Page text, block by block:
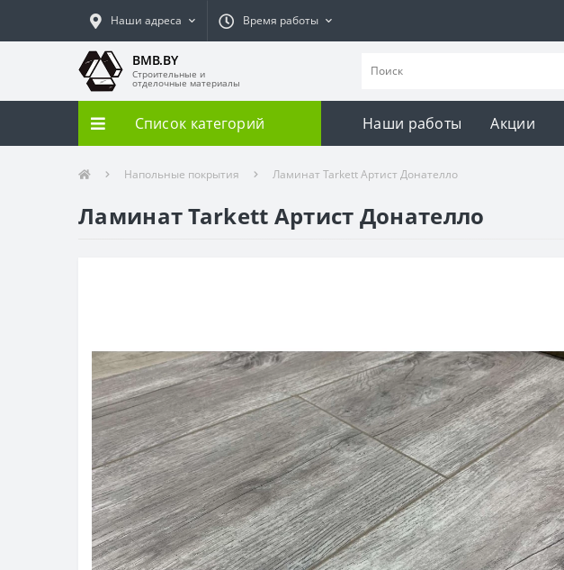
Наши адреса Время работы
BMB.BY
Строительные и
отделочные материалы
Список категорий Наши работы Акции
Напольные покрытия Ламинат Tarkett Артист Донателло
Ламинат Tarkett Артист Донателло